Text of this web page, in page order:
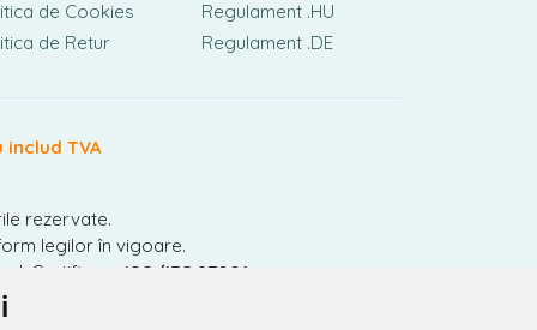
de Cookies
de Retur
Regulament .HU
Regulament .DE
TVA
rezervate.
legilor în vigoare.
Certificare ISO/IEC 27001.